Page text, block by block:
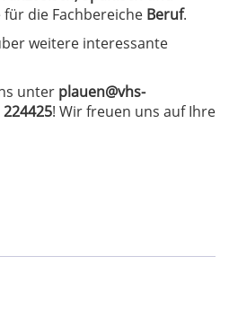
für die Fachbereiche Beruf.
weitere interessante
unter plauen@vhs-
! Wir freuen uns auf Ihre